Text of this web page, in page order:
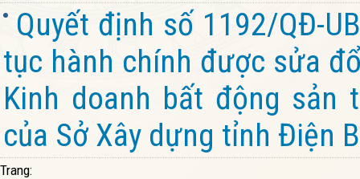
Quyết định số 1192/QĐ-
tục hành chính được sửa
Kinh doanh bất động sản
của Sở Xây dựng tỉnh Điện
Trang: